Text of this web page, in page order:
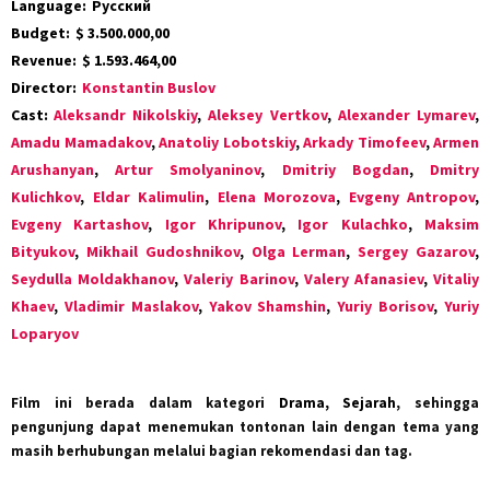
Language: Pусский
Budget: $ 3.500.000,00
Revenue: $ 1.593.464,00
Director: Konstantin Buslov
Cast: Aleksandr Nikolskiy,Aleksey Vertkov, Alexander Lymarev,
Amadu Mamadakov,Anatoliy Lobotskiy,Arkady Timofeev,Armen
Arushanyan,Artur Smolyaninov, Dmitriy Bogdan, Dmitry
Kulichkov, Eldar Kalimulin, Elena Morozova, Evgeny Antropov,
Evgeny Kartashov, Igor Khripunov, Igor Kulachko, Maksim
Bityukov, Mikhail Gudoshnikov, Olga Lerman,Sergey Gazarov,
Seydulla Moldakhanov,Valeriy Barinov, Valery Afanasiev,Vitaliy
Khaev, Vladimir Maslakov, Yakov Shamshin,Yuriy Borisov,Yuriy
Loparyov
Film ini berada dalam kategori Drama, Sejarah, sehingga
pengunjung dapat menemukan tontonan lain dengan tema yang
masih berhubungan melalui bagian rekomendasi dan tag.